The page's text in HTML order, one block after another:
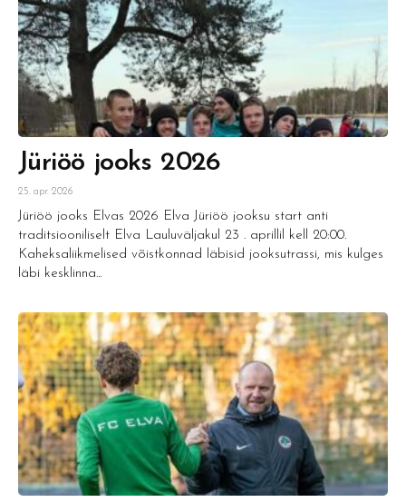
Jüriöö jooks 2026
25. apr. 2026
Jüriöö jooks Elvas 2026 Elva Jüriöö jooksu start anti
traditsiooniliselt Elva Lauluväljakul 23 . aprillil kell 20:00.
Kaheksaliikmelised võistkonnad läbisid jooksutrassi, mis kulges
läbi kesklinna...